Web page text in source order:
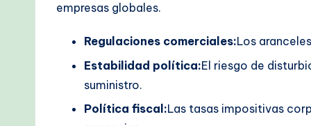
empresas globales.
Regulaciones comerciales:Los
Estabilidad política:El riesgo de
suministro.
Política fiscal:Las tasas impositivas